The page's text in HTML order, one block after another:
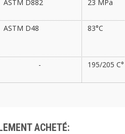
ASTM D882 23 MPa
ASTM D48 83°C
- 195/205 C°
ACHETÉ: